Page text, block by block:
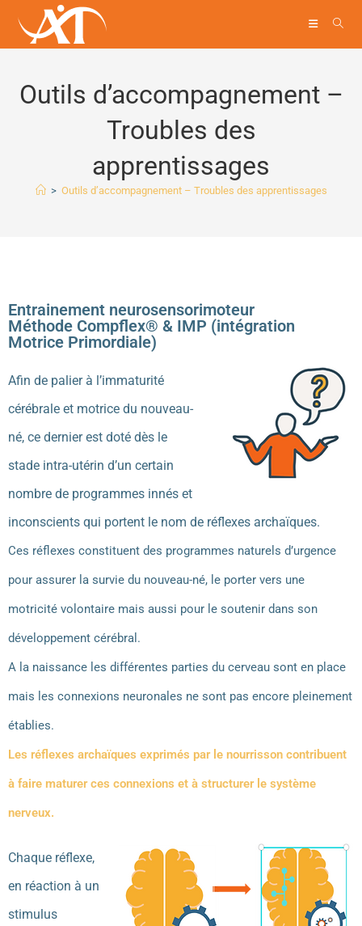
Outils d’accompagnement –
Troubles des
apprentissages
> Outils d’accompagnement – Troubles des apprentissages
Entrainement neurosensorimoteur
Méthode Compflex® & IMP (intégration
Motrice Primordiale)
Afin de palier à l’immaturité
cérébrale et motrice du nouveau-
né, ce dernier est doté dès le
stade intra-utérin d’un certain
nombre de programmes innés et
inconscients qui portent le nom de réflexes archaïques.
Ces réflexes constituent des programmes naturels d’urgence
pour assurer la survie du nouveau-né, le porter vers une
motricité volontaire mais aussi pour le soutenir dans son
développement cérébral.
A la naissance les différentes parties du cerveau sont en place
mais les connexions neuronales ne sont pas encore pleinement
établies.
Les réflexes archaïques exprimés par le nourrisson contribuent
à faire maturer ces connexions et à structurer le système
nerveux.
Chaque réflexe,
en réaction à un
stimulus